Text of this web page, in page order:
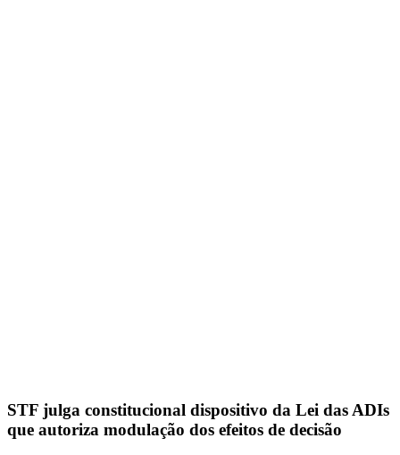
STF julga constitucional dispositivo da Lei das ADIs
que autoriza modulação dos efeitos de decisão